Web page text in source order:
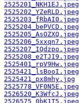
2525201_NKH1EJ.jpeg
2525202_YZeRLD.jpeg
2525203_fRbAI0.jpeg
2525204_bePVCD.jpeg
2525205_AsOZXQ.jpeg
2525206_5xxqn7.jpeg
2525207_IQdzpo.jpeg
2525208_e2TJI9.jpeg
2525401_rpV9Hw.jpeg
2525421_lsBooI.jpeg
2525421_px8mhy.jpg
2525778_VF0N5E.jpeg
2526520_K3WfcJ.jpeg
2526575_0bK1T5.jpeg